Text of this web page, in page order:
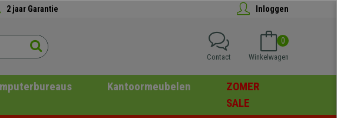
2 jaar Garantie Inloggen
0
Winkelwagen
Contact
Kantoormeubelen
ZOMER
SALE